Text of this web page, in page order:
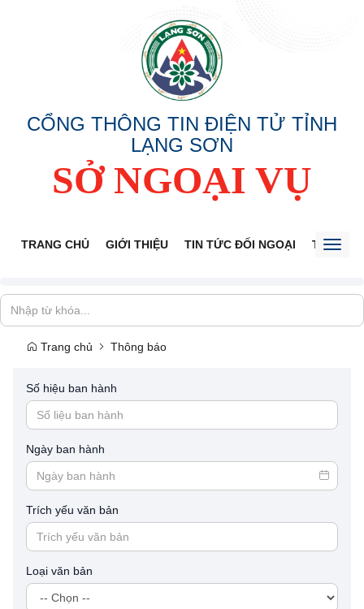
CỔNG THÔNG TIN ĐIỆN TỬ TỈNH
LẠNG SƠN
SỞ NGOẠI VỤ
TRANG CHỦ GIỚI THIỆU TIN TỨC ĐỐI NGOẠI THÔNG
Trang chủ Thông báo
Số hiệu ban hành
Ngày ban hành
Trích yếu văn bản
Loại văn bản